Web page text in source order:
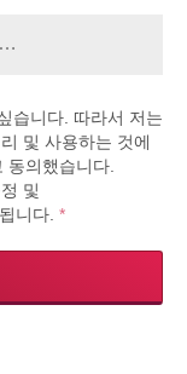
습니다. 따라서 저는
및 사용하는 것에
동의했습니다.
및
니다. *